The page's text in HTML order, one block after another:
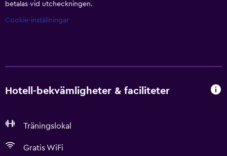
betalas vid utcheckningen.
Cookie-inställningar
Hotell-bekvämligheter & faciliteter
Träningslokal
Gratis WiFi